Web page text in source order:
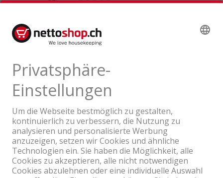
266.00
inkl. MwSt. & vRG
Ein Unternehmen der Coop Gruppe